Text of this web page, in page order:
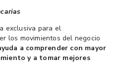
exclusiva para el
los movimientos del negocio
a comprender con mayor
y a tomar mejores